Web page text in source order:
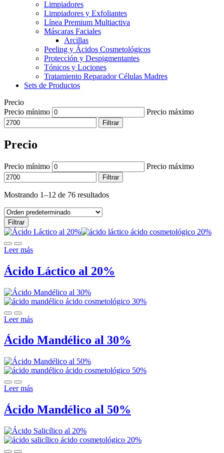
Limpiadores
Limpiadores y Exfoliantes
Línea Premium Multiactiva
Máscaras Faciales
Arcillas
Peeling y Ácidos Cosmetológicos
Protección y Despigmentantes
Tónicos y Lociones
Tratamiento Reparador Células Madres
Sets de Productos
Precio
Precio mínimo
Precio máximo
Filtrar
Precio
Precio mínimo Precio máximo
Filtrar
Mostrando 1–12 de 76 resultados
Filtrar
Leer más
Ácido Láctico al 20%
Leer más
Ácido Mandélico al 30%
Leer más
Ácido Mandélico al 50%